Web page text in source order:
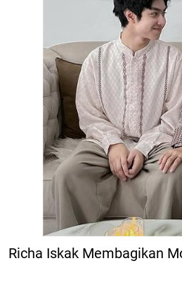
Richa Iskak Membagikan